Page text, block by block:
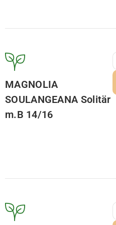
MAGNOLIA
SOULANGEANA Solitär
m.B 14/16